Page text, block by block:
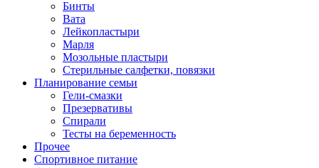
Бинты
Вата
Лейкопластыри
Марля
Мозольные пластыри
Стерильные салфетки, повязки
Планирование семьи
Гели-смазки
Презервативы
Спирали
Тесты на беременность
Прочее
Спортивное питание